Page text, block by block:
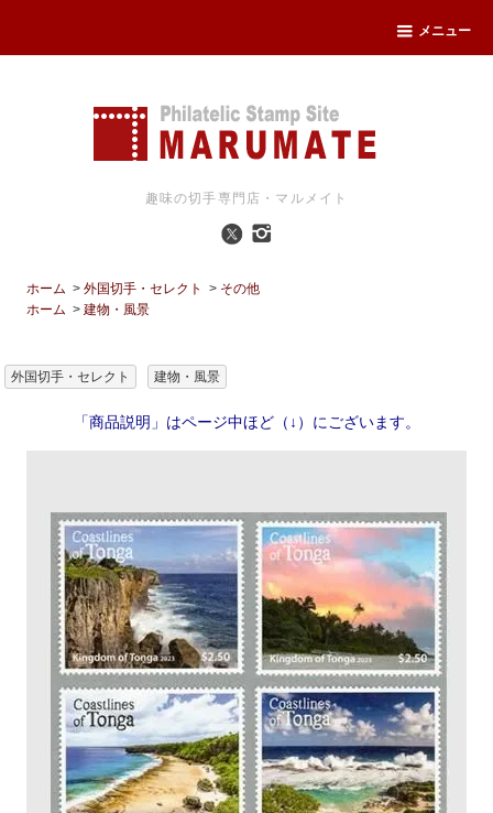
メニュー
趣味の切手専門店・マルメイト
ホーム >外国切手・セレクト > その他
ホーム >建物・風景
外国切手・セレクト 建物・風景
「商品説明」はページ中ほど（↓）にございます。